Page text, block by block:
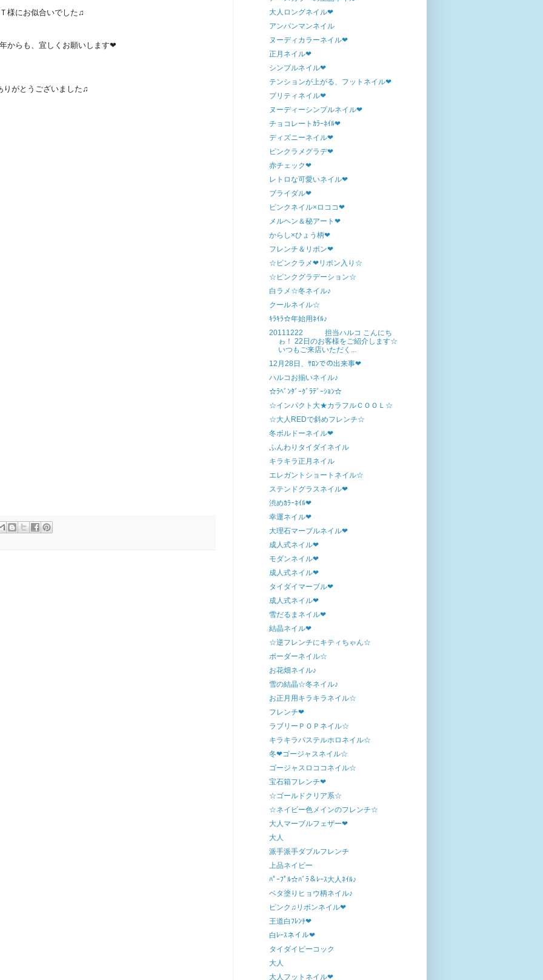
Ｔ様にお似合いでした♫
からも、宜しくお願いします❤
りがとうございました♫
大人ロングネイル❤
アンパンマンネイル
ヌーディカラーネイル❤
正月ネイル❤
シンプルネイル❤
テンションが上がる、フットネイル❤
プリティネイル❤
ヌーディーシンプルネイル❤
チョコレートｶﾗｰﾈｲﾙ❤
ディズニーネイル❤
ピンクラメグラデ❤
赤チェック❤
レトロな可愛いネイル❤
ブライダル❤
ピンクネイル×ロココ❤
メルヘン＆秘アート❤
からし×ひょう柄❤
フレンチ＆リボン❤
☆ピンクラメ❤リボン入り☆
☆ピンクグラデーション☆
白ラメ☆冬ネイル♪
クールネイル☆
ｷﾗｷﾗ☆年始用ﾈｲﾙ♪
20111222 担当ハルコ こんにち
ゎ！ 22日のお客様をご紹介します☆
いつもご来店いただく...
12月28日、ｻﾛﾝでの出来事❤
ハルコお揃いネイル♪
☆ﾗﾍﾞﾝﾀﾞｰｸﾞﾗﾃﾞｰｼｮﾝ☆
☆インパクト大★カラフルＣＯＯＬ☆
☆大人REDで斜めフレンチ☆
冬ボルドーネイル❤
ふんわりタイダイネイル
キラキラ正月ネイル
エレガントショートネイル☆
ステンドグラスネイル❤
渋めｶﾗｰﾈｲﾙ❤
幸運ネイル❤
大理石マーブルネイル❤
成人式ネイル❤
モダンネイル❤
成人式ネイル❤
タイダイマーブル❤
成人式ネイル❤
雪だるまネイル❤
結晶ネイル❤
☆逆フレンチにキティちゃん☆
ボーダーネイル☆
お花畑ネイル♪
雪の結晶☆冬ネイル♪
お正月用キラキラネイル☆
フレンチ❤
ラブリーＰＯＰネイル☆
キラキラパステルホロネイル☆
冬❤ゴージャスネイル☆
ゴージャスロココネイル☆
宝石箱フレンチ❤
☆ゴールドクリア系☆
☆ネイビー色メインのフレンチ☆
大人マーブルフェザー❤
大人
派手派手ダブルフレンチ
上品ネイビー
ﾊﾟｰﾌﾟﾙ☆ﾊﾞﾗ＆ﾚｰｽ大人ﾈｲﾙ♪
ベタ塗りヒョウ柄ネイル♪
ピンク♫リボンネイル❤
王道白ﾌﾚﾝﾁ❤
白ﾚｰｽネイル❤
タイダイピーコック
大人
大人フットネイル❤